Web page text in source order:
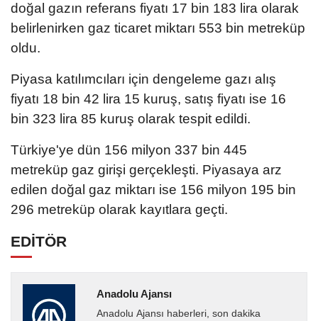
doğal gazın referans fiyatı 17 bin 183 lira olarak
belirlenirken gaz ticaret miktarı 553 bin metreküp
oldu.
Piyasa katılımcıları için dengeleme gazı alış
fiyatı 18 bin 42 lira 15 kuruş, satış fiyatı ise 16
bin 323 lira 85 kuruş olarak tespit edildi.
Türkiye'ye dün 156 milyon 337 bin 445
metreküp gaz girişi gerçekleşti. Piyasaya arz
edilen doğal gaz miktarı ise 156 milyon 195 bin
296 metreküp olarak kayıtlara geçti.
EDİTÖR
Anadolu Ajansı
Anadolu Ajansı haberleri, son dakika